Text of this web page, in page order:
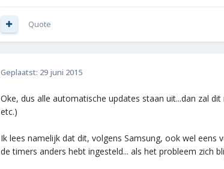
Quote
Geplaatst: 29 juni 2015
Oke, dus alle automatische updates staan uit...dan zal
etc.)
Ik lees namelijk dat dit, volgens Samsung, ook wel
de timers anders hebt ingesteld... als het probleem zich